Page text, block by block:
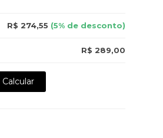
R$ 274,55 (5% de desconto)
R$ 289,00
Calcular